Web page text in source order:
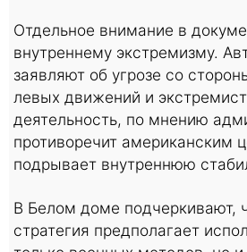
Отдельное внимание в
внутреннему экстремизму.
заявляют об угрозе со
левых движений и
деятельность, по мнению
противоречит американским
подрывает внутреннюю
В Белом доме подчеркивают,
стратегия предполагает